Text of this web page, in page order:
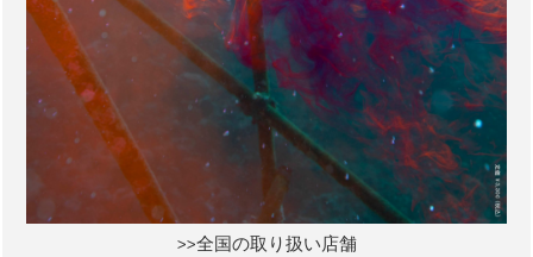
>>全国の取り扱い店舗